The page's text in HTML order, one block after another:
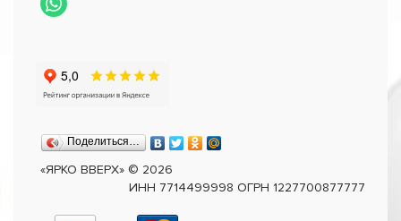
Поделиться…
«ЯРКО ВВЕРХ» © 2026
ИНН 7714499998 ОГРН 1227700877777